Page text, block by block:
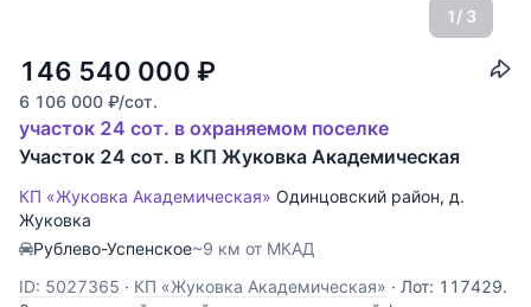
1/ 3
146 540 000 ₽
6 106 000 ₽/сот.
участок 24 сот. в охраняемом поселке
Участок 24 сот. в КП Жуковка Академическая
КП «Жуковка Академическая» Одинцовский район, д.
Жуковка
Рублево-Успенское~9 км от МКАД
ID: 5027365 · КП «Жуковка Академическая» · Лот: 117429.